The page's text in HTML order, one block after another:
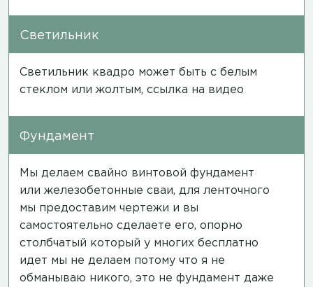
Светильник
Светильник квадро может быть с белым
стеклом или жолтым, ссылка на видео
Фундамент
Мы делаем свайно винтовой фундамент
или железобетонные сваи, для ленточного
мы предоставим чертежи и вы
самостоятельно сделаете его, опорно
столбчатый который у многих бесплатно
идет мы не делаем потому что я не
обманываю никого, это не фундамент даже